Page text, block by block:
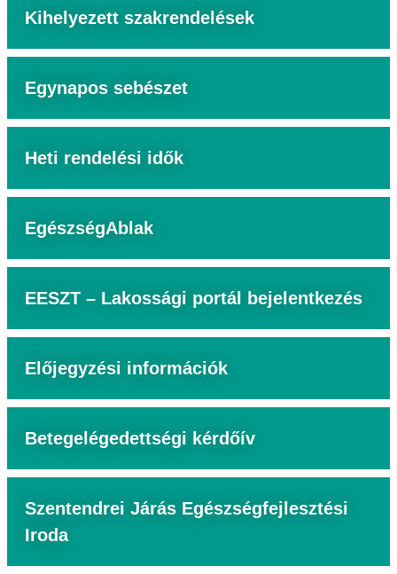
Kihelyezett szakrendelések
Egynapos sebészet
Heti rendelési idők
EgészségAblak
EESZT – Lakossági portál bejelentkezés
Előjegyzési információk
Betegelégedettségi kérdőív
Szentendrei Járás Egészségfejlesztési
Iroda